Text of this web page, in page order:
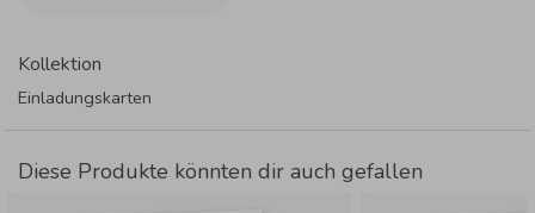
Kollektion
Einladungskarten
Diese Produkte könnten dir auch gefallen